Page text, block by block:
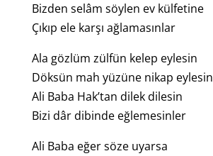
Bizden selâm söylen ev külfetine
Çıkıp ele karşı ağlamasınlar
Ala gözlüm zülfün kelep eylesin
Döksün mah yüzüne nikap eylesin
Ali Baba Hak’tan dilek dilesin
Bizi dâr dibinde eğlemesinler
Ali Baba eğer söze uyarsa